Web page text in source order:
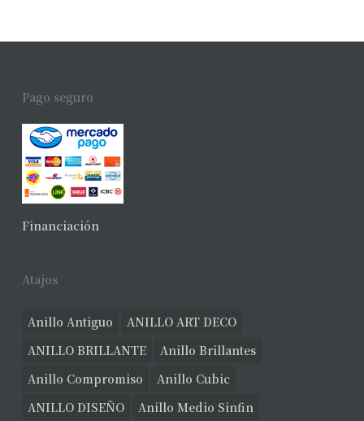
Pago seguro
Financiación
Atajos
Anillo Antiguo
ANILLO ART DECO
ANILLO BRILLANTE
Anillo Brillantes
Anillo Compromiso
Anillo Cubic
ANILLO DISEÑO
Anillo Medio Sinfin